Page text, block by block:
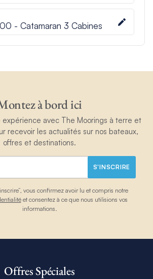
- Catamaran 3 Cabines
à bord ici
avec The Moorings à terre et
recevoir les actualités sur nos bateaux,
offres et destinations.
S'INSCRIRE
vous confirmez avoir lu et compris notre
et consentez à ce que nous utilisions vos
informations.
Offres Spéciales